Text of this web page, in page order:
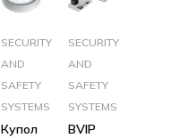
SECURITY
AND
SAFETY
SYSTEMS
Купол
SECURITY
AND
SAFETY
SYSTEMS
BVIP